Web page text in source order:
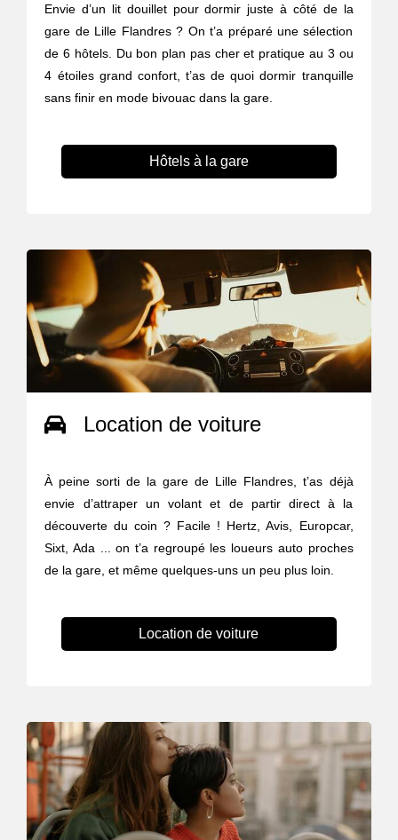
Envie d’un lit douillet pour dormir juste à côté de la
gare de Lille Flandres ? On t’a préparé une sélection
de 6 hôtels. Du bon plan pas cher et pratique au 3 ou
4 étoiles grand confort, t’as de quoi dormir tranquille
sans finir en mode bivouac dans la gare.
Hôtels à la gare
Location de voiture
À peine sorti de la gare de Lille Flandres, t’as déjà
envie d’attraper un volant et de partir direct à la
découverte du coin ? Facile ! Hertz, Avis, Europcar,
Sixt, Ada ... on t’a regroupé les loueurs auto proches
de la gare, et même quelques-uns un peu plus loin.
Location de voiture